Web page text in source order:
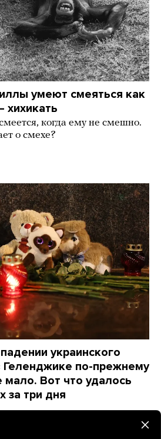
умеют смеяться как
когда ему не смешно.
о смехе?
украинского
Геленджике по-прежнему
мало. Вот что удалось
за три дня